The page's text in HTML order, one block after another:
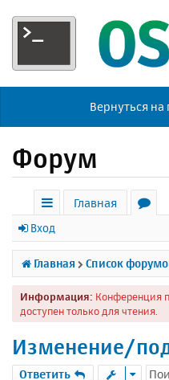
Вернуться
Форум
с
ы
л
к
Главная
р
у
м
Вход
Главная Список
Информация: Конференция
доступен только для чтения.
Изменение/
Ответить